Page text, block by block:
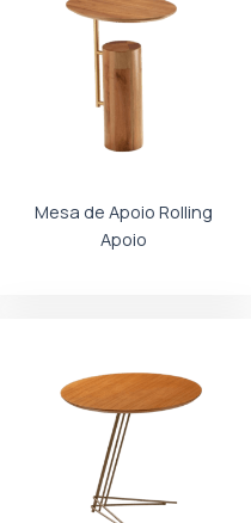
Mesa de Apoio Rolling
Apoio